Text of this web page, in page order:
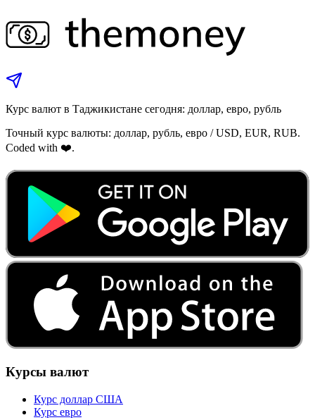
Курс валют в Таджикистане сегодня: доллар, евро, рубль
Точный курс валюты: доллар, рубль, евро / USD, EUR, RUB.
Coded with ❤️.
Курсы валют
Курс доллар США
Курс евро